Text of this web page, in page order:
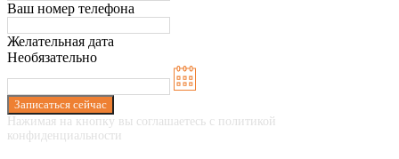
Ваш номер телефона
Желательная дата
Необязательно
Записаться сейчас
Нажимая на кнопку вы соглашаетесь с политикой
конфиденциальности